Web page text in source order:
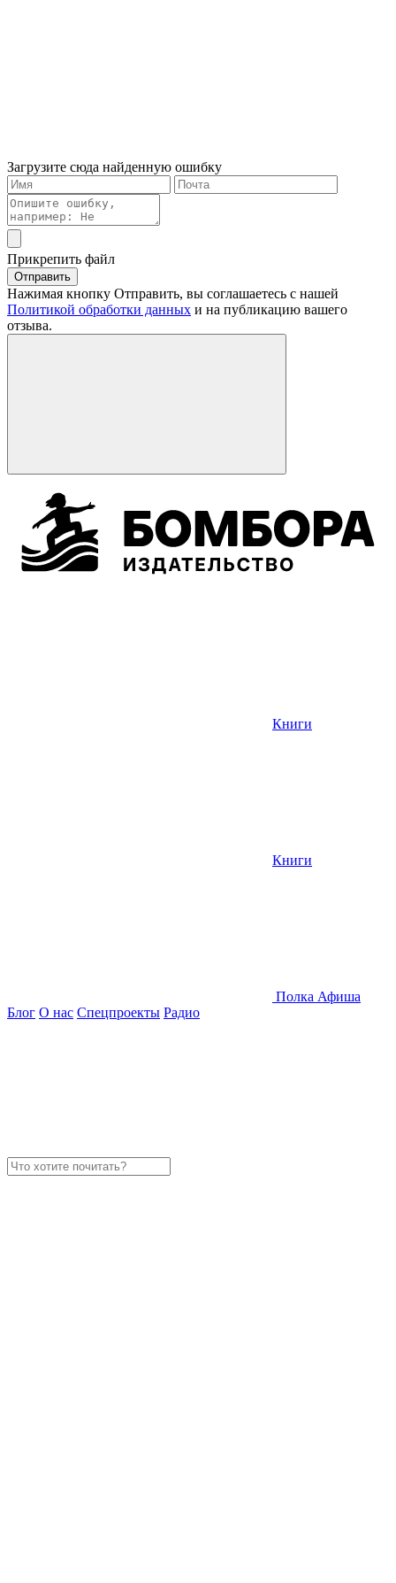
Загрузите сюда найденную ошибку
Прикрепить файл
Отправить
Нажимая кнопку Отправить, вы соглашаетесь с нашей
Политикой обработки данных и на публикацию вашего
отзыва.
Книги
Книги
Полка Афиша
Блог О нас Спецпроекты Радио